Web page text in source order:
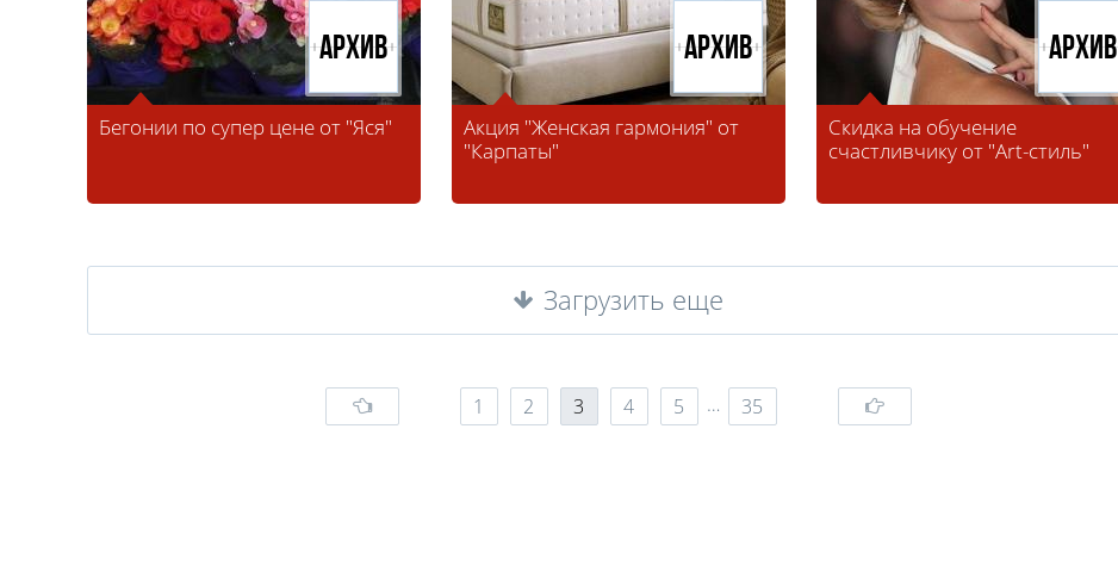
Бегонии по супер цене от "Яся"
Архив
Акция "Женская гармония" от
"Карпаты"
Архив
Скидка на обучение
счастливчику от "Art-стиль"
Архив
Загрузить еще
1 2 3 4 5 … 35